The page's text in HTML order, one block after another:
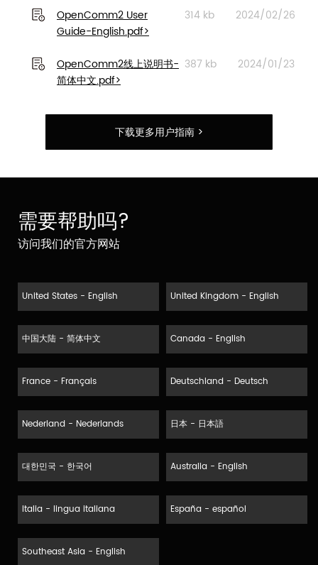
OpenComm2 User
Guide-English.pdf>
314 kb 2024/02/26
OpenComm2线上说明书-
简体中文.pdf>
387 kb 2024/01/23
下载更多用户指南 >
需要帮助吗?
访问我们的官方网站
United States - English United Kingdom - English
中国大陆 - 简体中文 Canada - English
France - Français Deutschland - Deutsch
Nederland - Nederlands 日本 - 日本語
대한민국 - 한국어 Australia - English
Italia - lingua italiana España - español
Southeast Asia - English